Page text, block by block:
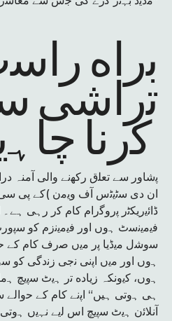
ﺑراه
ﺗراﺷﯽ
ﮐرﻧﺎ
ﭘﺷﺎور ﺳﮯ ﺗﻌﻠق رﮐﮭﻧﮯ واﻟﯽ آمنہ
ان دی ﺳﭨﯾﭨس آف وﯾﻣن )ﮐﮯ ﭘﯽ ﺳﯽ
ڈاﺋﯾرﯾﮑﭨر ﭘروﮔرام ﮐﺎم ﮐر رﮨﯽ ﮨﮯ۔
ﻓﯾﻣﯾﻧﺳٹ ﮨوں اور ﻓﯾﻣﯾﻧزم ﮐو
ﺳوﺷل ﻣﯾڈﯾﺎ ﭘر ﻣﯾں ﺻرف ﮐﺎم ﮐﮯ
ﮨوں اور ﻣﯾں اﭘﻧﯽ ﻧﺟﯽ زﻧدﮔﯽ ﮐو
ﮨوں، ﮐﯾوﻧﮑہ زﯾﺎده ﺗر ﮨﯾٹ ﺳﭘﯾﭻ
ﮨﯽ ﮨوﺗﯽ ہیں“ اﭘﻧﮯ ﮐﺎم ﮐﮯ ﺣواﻟﮯ
آﻧﻼﺋن ﮨﯾٹ ﺳﭘﯾﭻ اس ﻟﯾﮯ ﻧﮩﯾں